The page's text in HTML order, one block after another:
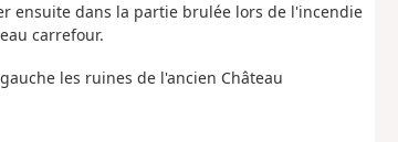
ensuite dans la partie brulée lors de l'incendie
carrefour.
les ruines de l'ancien Château